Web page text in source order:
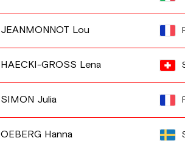
JEANMONNOT Lou
HAECKI-GROSS Lena
SIMON Julia
OEBERG Hanna